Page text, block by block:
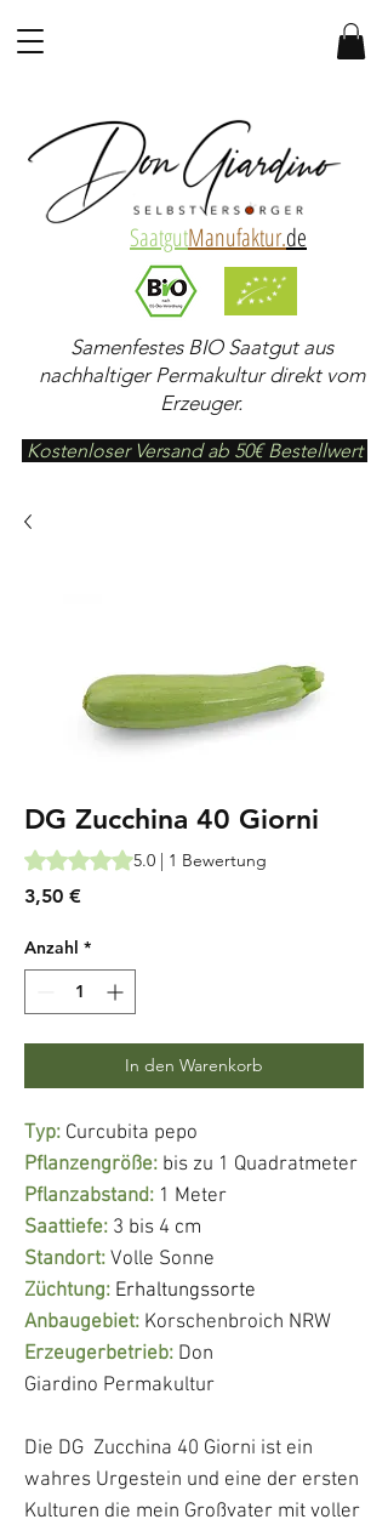
SaatgutManufaktur.de
Samenfestes BIO Saatgut aus
nachhaltiger Permakultur direkt vom
Erzeuger.
Kostenloser Versand ab 50€ Bestellwert
DG Zucchina 40 Giorni
Das Rating beträgt 5.0 von fünf Sternen,
5.0 | 1 Bewertung
3,50 €Preis
Anzahl *
In den Warenkorb
Typ: Curcubita pepo
Pflanzengröße: bis zu 1 Quadratmeter
Pflanzabstand: 1 Meter
Saattiefe: 3 bis 4 cm
Standort: Volle Sonne
Züchtung: Erhaltungssorte
Anbaugebiet: Korschenbroich NRW
Erzeugerbetrieb: Don
Giardino Permakultur
Die DG Zucchina 40 Giorni ist ein
wahres Urgestein und eine der ersten
Kulturen die mein Großvater mit voller